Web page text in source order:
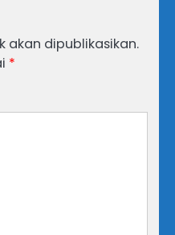
dipublikasikan.
*